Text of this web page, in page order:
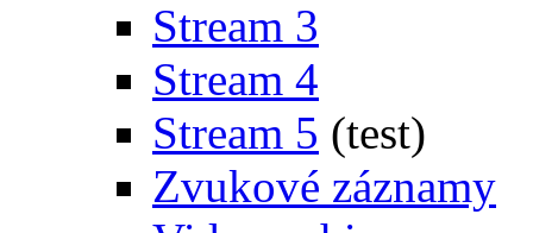
Stream 3
Stream 4
Stream 5 (test)
Zvukové záznamy